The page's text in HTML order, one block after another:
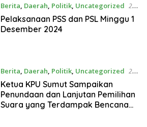
Berita, Daerah, Politik, Uncategorized 29
November 2024
Pelaksanaan PSS dan PSL Minggu 1
Desember 2024
Berita, Daerah, Politik, Uncategorized 27
November 2024
Ketua KPU Sumut Sampaikan
Penundaan dan Lanjutan Pemilihan
Suara yang Terdampak Bencana